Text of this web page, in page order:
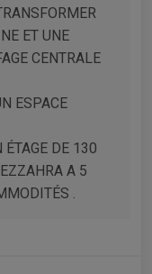
ET UNE
CENTRALE
ESPACE
DE 130
A 5
.